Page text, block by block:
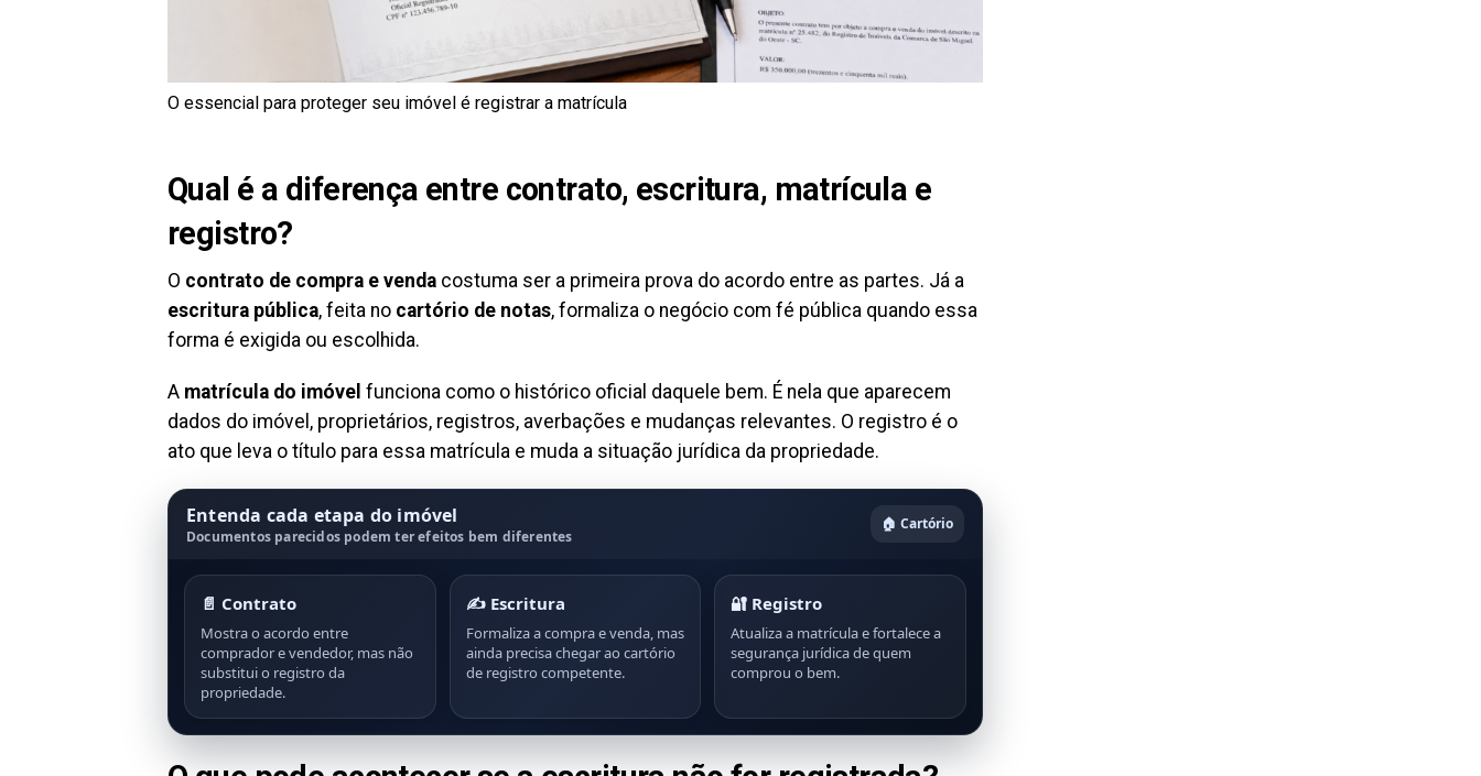
O essencial para proteger seu imóvel é registrar a matrícula
Qual é a diferença entre contrato, escritura, matrícula e
registro?
O contrato de compra e venda costuma ser a primeira prova do acordo entre as partes. Já a
escritura pública, feita no cartório de notas, formaliza o negócio com fé pública quando essa
forma é exigida ou escolhida.
A matrícula do imóvel funciona como o histórico oficial daquele bem. É nela que aparecem
dados do imóvel, proprietários, registros, averbações e mudanças relevantes. O registro é o
ato que leva o título para essa matrícula e muda a situação jurídica da propriedade.
Entenda cada etapa do imóvel
Documentos parecidos podem ter efeitos bem diferentes
🏠 Cartório
📄 Contrato
Mostra o acordo entre
comprador e vendedor, mas não
substitui o registro da
propriedade.
✍️ Escritura
Formaliza a compra e venda, mas
ainda precisa chegar ao cartório
de registro competente.
🔐 Registro
Atualiza a matrícula e fortalece a
segurança jurídica de quem
comprou o bem.